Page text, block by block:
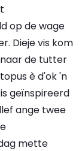
op de wage
Dieje vis kom
de tutter
è d'ok 'n
geïnspireerd
ange twee
mette